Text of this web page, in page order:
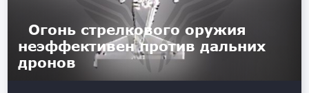
Огонь стрелкового оружия
неэффективен против дальних
дронов